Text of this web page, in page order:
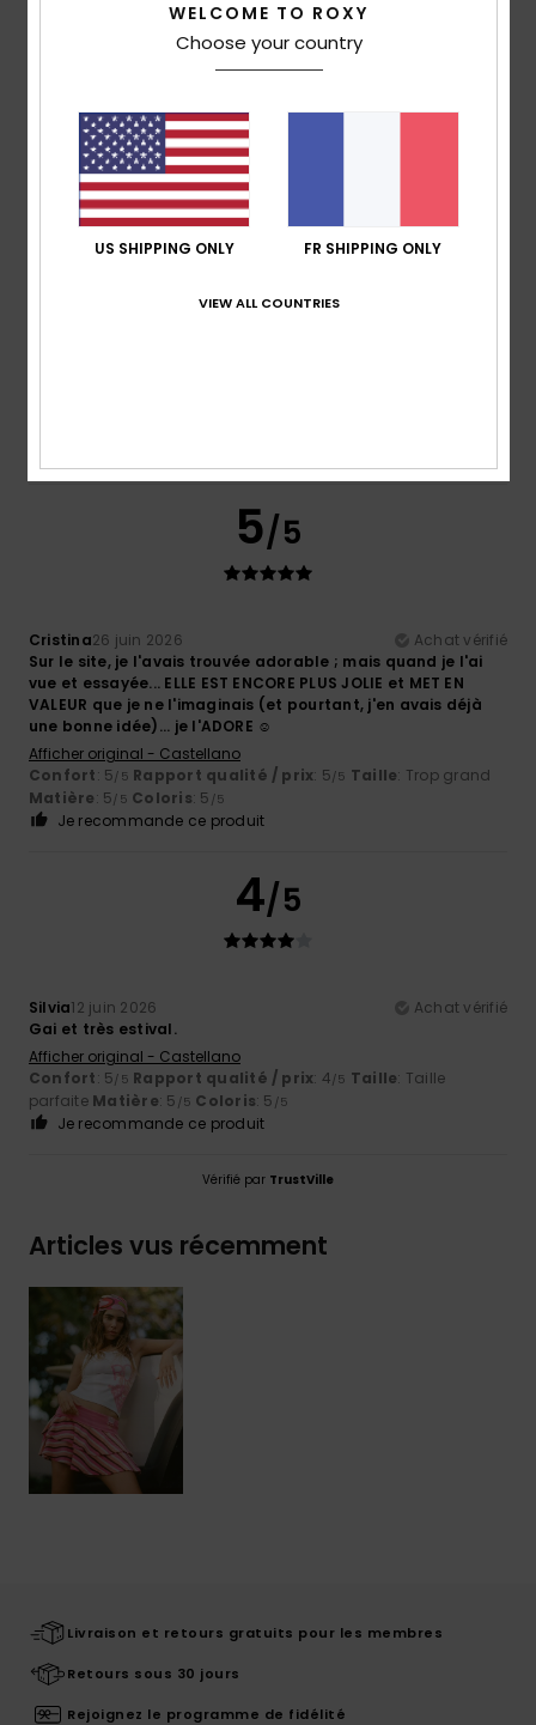
Taille
Matière
Coloris
5/5
Cristina26 juin 2026
Achat vérifié
Sur le site, je l'avais trouvée adorable ; mais quand je l'ai
vue et essayée... ELLE EST ENCORE PLUS JOLIE et MET EN
VALEUR que je ne l'imaginais (et pourtant, j'en avais déjà
une bonne idée)... je l'ADORE ☺️
Afficher original - Castellano
Confort: 5/5 Rapport qualité / prix: 5/5 Taille: Trop grand
Matière: 5/5 Coloris: 5 /5
Je recommande ce produit
4/5
Silvia12 juin 2026
Achat vérifié
Gai et très estival.
Afficher original - Castellano
Confort: 5/5 Rapport qualité / prix: 4/5 Taille: Taille
parfaite Matière: 5 /5 Coloris: 5 /5
Je recommande ce produit
Vérifié par TrustVille
Articles vus récemment
Livraison et retours gratuits pour les membres
Retours sous 30 jours
Rejoignez le programme de fidélité
WELCOME TO ROXY
Choose your country
US SHIPPING ONLY FR SHIPPING ONLY
VIEW ALL COUNTRIES